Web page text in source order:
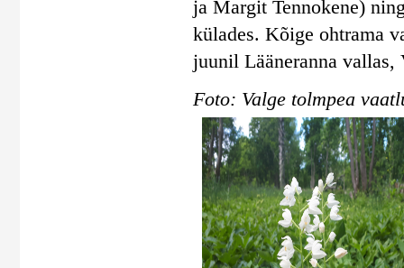
ja Margit Tennokene)
külades. Kõige ohtrama
juunil Lääneranna
Foto: Valge tolmpea